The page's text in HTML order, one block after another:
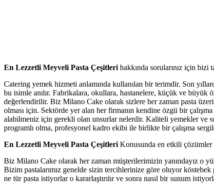
En Lezzetli Meyveli Pasta Çeşitleri hakkında sorularınız için bizi
Catering yemek hizmeti anlamında kullanılan bir terimdir. Son
bu isimle anılır. Fabrikalara, okullara, hastanelere, küçük ve büyük
değerlendirilir. Biz Milano Cake olarak sizlere her zaman pasta
olması için. Sektörde yer alan her firmanın kendine özgü bir
alabilmeniz için gerekli olan unsurlar nelerdir. Kaliteli yemekler ve
programlı olma, profesyonel kadro ekibi ile birlikte bir çalışma
En Lezzetli Meyveli Pasta Çeşitleri Konusunda en etkili çözümler
Biz Milano Cake olarak her zaman müşterilerimizin yanındayız o
Bizim pastalarımız genelde sizin tercihlerinize göre oluyor
ne tür pasta istiyorlar o kararlaştırılır ve sonra nasıl bir sunum